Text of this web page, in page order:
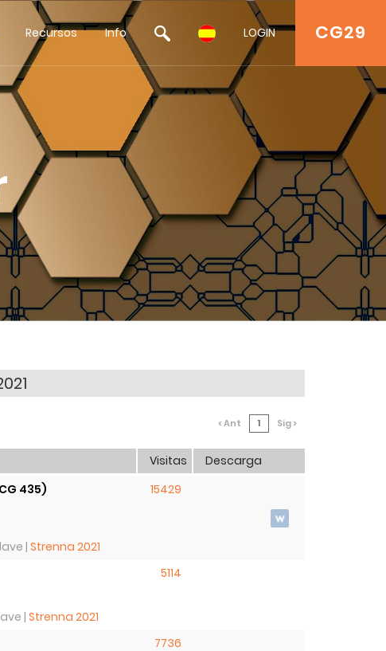
CG29
Recursos Info LOGIN
< Ant 1 Sig >
Visitas Descarga
435)
|Strenna 2021
15429
| Strenna 2021
5114
7736